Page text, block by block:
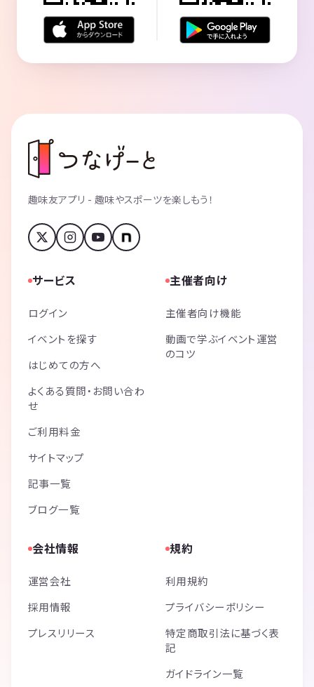
趣味友アプリ - 趣味やスポーツを楽しもう！
サービス
ログイン
イベントを探す
はじめての方へ
よくある質問・お問い合わ
せ
ご利用料金
サイトマップ
記事一覧
ブログ一覧
主催者向け
主催者向け機能
動画で学ぶイベント運営
のコツ
会社情報
運営会社
採用情報
プレスリリース
規約
利用規約
プライバシーポリシー
特定商取引法に基づく表
記
ガイドライン一覧